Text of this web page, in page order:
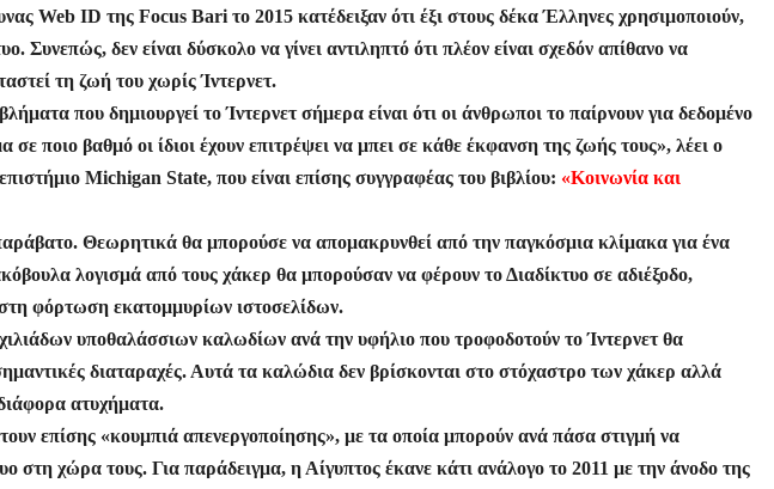
Web ID της Focus Bari το 2015 κατέδειξαν ότι έξι στους δέκα Έλληνες χρησιμοποιούν,
Συνεπώς, δεν είναι δύσκολο να γίνει αντιληπτό ότι πλέον είναι σχεδόν απίθανο να
τη ζωή του χωρίς Ίντερνετ.
που δημιουργεί το Ίντερνετ σήμερα είναι ότι οι άνθρωποι το παίρνουν για δεδομένο
σε ποιο βαθμό οι ίδιοι έχουν επιτρέψει να μπει σε κάθε έκφανση της ζωής τους», λέει ο
Michigan State, που είναι επίσης συγγραφέας του βιβλίου: «Κοινωνία και
Θεωρητικά θα μπορούσε να απομακρυνθεί από την παγκόσμια κλίμακα για ένα
λογισμά από τους χάκερ θα μπορούσαν να φέρουν το Διαδίκτυο σε αδιέξοδο,
φόρτωση εκατομμυρίων ιστοσελίδων.
υποθαλάσσιων καλωδίων ανά την υφήλιο που τροφοδοτούν το Ίντερνετ θα
διαταραχές. Αυτά τα καλώδια δεν βρίσκονται στο στόχαστρο των χάκερ αλλά
ατυχήματα.
επίσης «κουμπιά απενεργοποίησης», με τα οποία μπορούν ανά πάσα στιγμή να
στη χώρα τους. Για παράδειγμα, η Αίγυπτος έκανε κάτι ανάλογο το 2011 με την άνοδο της